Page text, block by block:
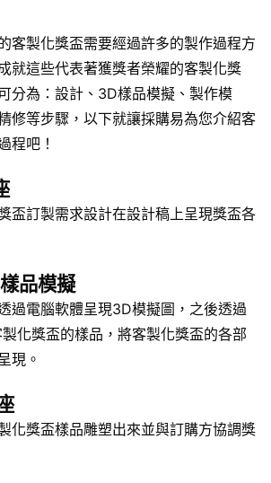
客製化獎盃需要經過許多的製作過程方
就這些代表著獲獎者榮耀的客製化獎
分為：設計、3D樣品模擬、製作模
修等步驟，以下就讓採購易為您介紹客
程吧！
盃訂製需求設計在設計稿上呈現獎盃各
品模擬
過電腦軟體呈現3D模擬圖，之後透過
化獎盃的樣品，將客製化獎盃的各部
現。
化獎盃樣品雕塑出來並與訂購方協調獎